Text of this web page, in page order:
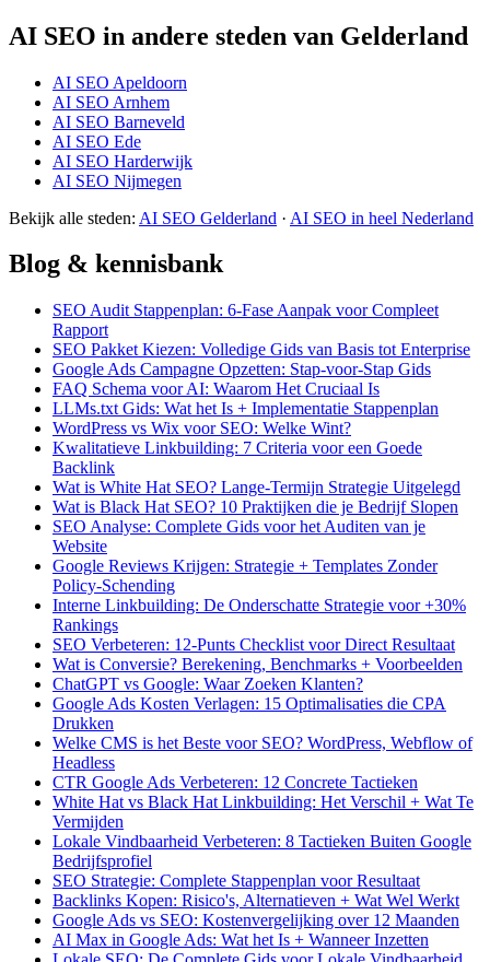
AI SEO in andere steden van Gelderland
AI SEO Apeldoorn
AI SEO Arnhem
AI SEO Barneveld
AI SEO Ede
AI SEO Harderwijk
AI SEO Nijmegen
Bekijk alle steden: AI SEO Gelderland · AI SEO in heel Nederland
Blog & kennisbank
SEO Audit Stappenplan: 6-Fase Aanpak voor Compleet
Rapport
SEO Pakket Kiezen: Volledige Gids van Basis tot Enterprise
Google Ads Campagne Opzetten: Stap-voor-Stap Gids
FAQ Schema voor AI: Waarom Het Cruciaal Is
LLMs.txt Gids: Wat het Is + Implementatie Stappenplan
WordPress vs Wix voor SEO: Welke Wint?
Kwalitatieve Linkbuilding: 7 Criteria voor een Goede
Backlink
Wat is White Hat SEO? Lange-Termijn Strategie Uitgelegd
Wat is Black Hat SEO? 10 Praktijken die je Bedrijf Slopen
SEO Analyse: Complete Gids voor het Auditen van je
Website
Google Reviews Krijgen: Strategie + Templates Zonder
Policy-Schending
Interne Linkbuilding: De Onderschatte Strategie voor +30%
Rankings
SEO Verbeteren: 12-Punts Checklist voor Direct Resultaat
Wat is Conversie? Berekening, Benchmarks + Voorbeelden
ChatGPT vs Google: Waar Zoeken Klanten?
Google Ads Kosten Verlagen: 15 Optimalisaties die CPA
Drukken
Welke CMS is het Beste voor SEO? WordPress, Webflow of
Headless
CTR Google Ads Verbeteren: 12 Concrete Tactieken
White Hat vs Black Hat Linkbuilding: Het Verschil + Wat Te
Vermijden
Lokale Vindbaarheid Verbeteren: 8 Tactieken Buiten Google
Bedrijfsprofiel
SEO Strategie: Complete Stappenplan voor Resultaat
Backlinks Kopen: Risico's, Alternatieven + Wat Wel Werkt
Google Ads vs SEO: Kostenvergelijking over 12 Maanden
AI Max in Google Ads: Wat het Is + Wanneer Inzetten